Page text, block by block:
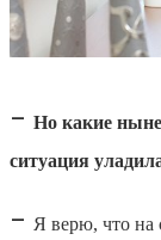
– Но какие
ситуация
– Я верю, что на